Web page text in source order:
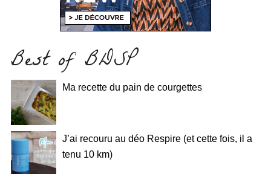
Best of BDSP
Ma recette du pain de courgettes
J’ai recouru au déo Respire (et cette fois, il a
tenu 10 km)